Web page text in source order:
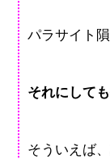
パラサイト
それにして
そういえば